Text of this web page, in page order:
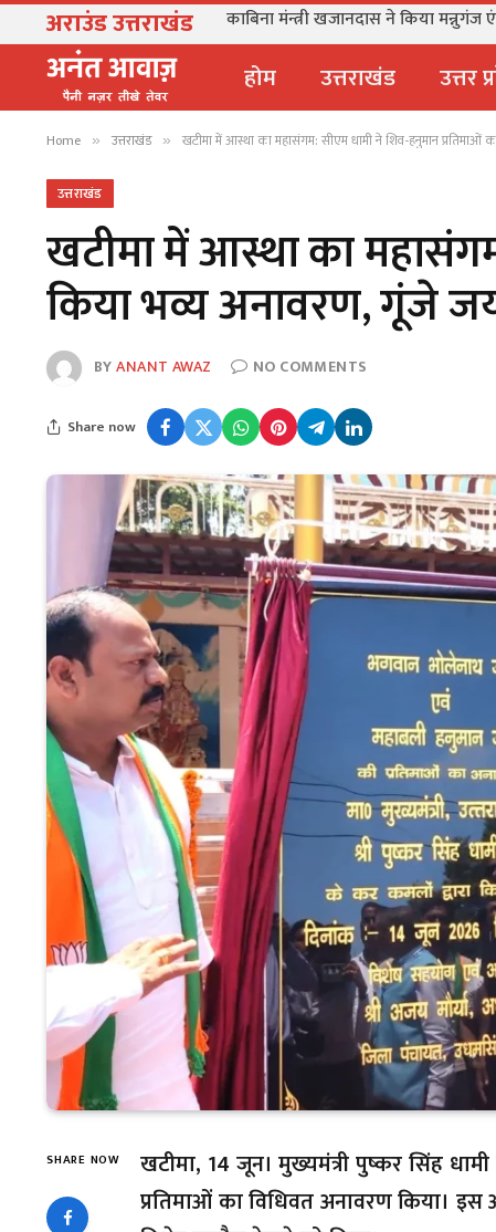
अराउंड उत्तराखंड काबिना मंन्त्री खजानदास ने किया मन्नुगंज
होम उत्तराखंड उत्तर
Home » उत्तराखंड » खटीमा में आस्था का महासंगम: सीएम धामी ने शिव-हनुमान
उत्तराखंड
खटीमा में आस्था का
किया भव्य अनावरण, गूंजे
BYANANT AWAZ NO COMMENTS
Share now
SHARE NOW
खटीमा, 14 जून। मुख्यमंत्री पुष्कर सिंह
प्रतिमाओं का विधिवत अनावरण किया। इस